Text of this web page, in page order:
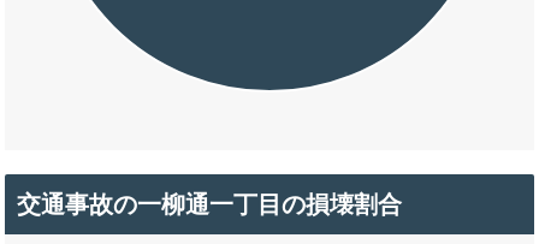
交通事故の一柳通一丁目の損壊割合